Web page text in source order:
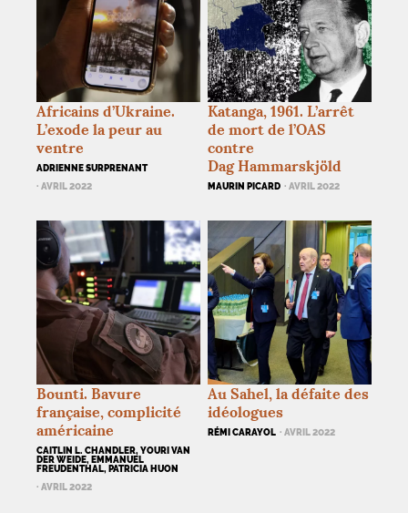
Africains d’Ukraine.
L’exode la peur au
ventre
ADRIENNE SURPRENANT
· AVRIL 2022
Katanga, 1961. L’arrêt
de mort de l’OAS
contre
Dag Hammarskjöld
MAURIN PICARD · AVRIL 2022
Bounti. Bavure
française, complicité
américaine
CAITLIN L. CHANDLER, YOURI VAN
DER WEIDE, EMMANUEL
FREUDENTHAL, PATRICIA HUON
· AVRIL 2022
Au Sahel, la défaite des
idéologues
RÉMI CARAYOL · AVRIL 2022